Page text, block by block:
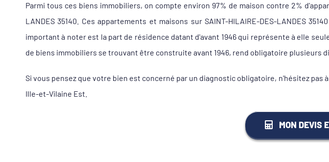
Parmi tous ces biens immobiliers, on compte environ 97% de maison contre 2%
LANDES 35140. Ces appartements et maisons sur SAINT-HILAIRE-DES-LANDES
important à noter est la part de résidence datant d'avant 1946 qui représente à elle
de biens immobiliers se trouvant être construite avant 1946, rend obligatoire plusieurs
Si vous pensez que votre bien est concerné par un diagnostic obligatoire, n'hésitez pas
Ille-et-Vilaine Est.
MON DEVIS